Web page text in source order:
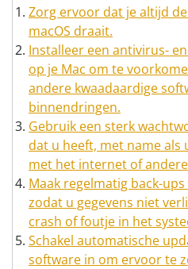
Zorg ervoor dat je altijd
macOS draait.
Installeer een antivirus-
op je Mac om te
andere kwaadaardige
binnendringen.
Gebruik een sterk
dat u heeft, met name als
met het internet of
Maak regelmatig back-
zodat u gegevens niet
crash of foutje in het
Schakel automatische
software in om ervoor te